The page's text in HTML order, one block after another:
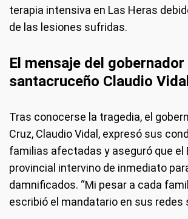
terapia intensiva en Las Heras
de las lesiones sufridas.
El mensaje del gobernador
santacruceño Claudio Vidal
Tras conocerse la tragedia, el
Cruz, Claudio Vidal, expresó sus
familias afectadas y aseguró que el
provincial intervino de inmediato
damnificados. “Mi pesar a cada
escribió el mandatario en sus redes